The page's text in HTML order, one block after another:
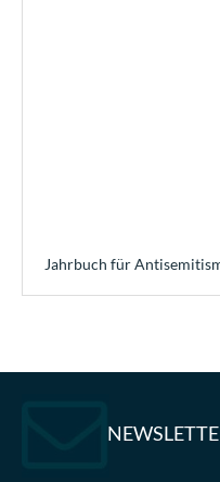
Jahrbuch für